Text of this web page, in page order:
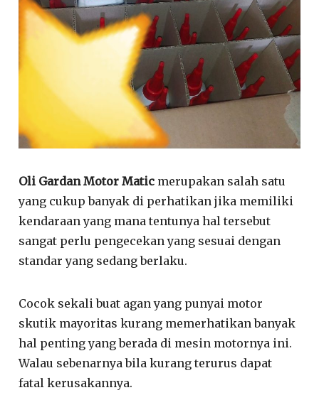
Oli Gardan Motor Matic merupakan salah satu
yang cukup banyak di perhatikan jika memiliki
kendaraan yang mana tentunya hal tersebut
sangat perlu pengecekan yang sesuai dengan
standar yang sedang berlaku.
Cocok sekali buat agan yang punyai motor
skutik mayoritas kurang memerhatikan banyak
hal penting yang berada di mesin motornya ini.
Walau sebenarnya bila kurang terurus dapat
fatal kerusakannya.